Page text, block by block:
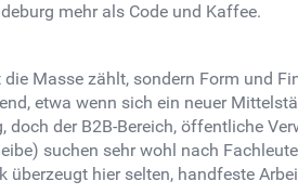
mehr als Code und Kaffee.
Masse zählt, sondern Form und
etwa wenn sich ein neuer
doch der B2B-Bereich, öffentliche
suchen sehr wohl nach
hier selten, handfeste